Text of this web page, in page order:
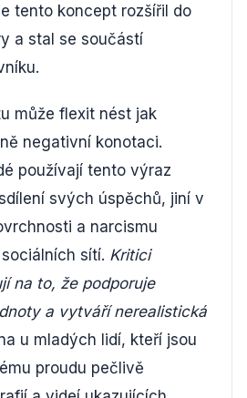
tento koncept rozšířil do
a stal se součástí
může flexit nést jak
negativní konotaci.
používají tento výraz
svých úspěchů, jiní v
a narcismu
sítí. Kritici
na to, že podporuje
a vytváří nerealistická
u mladých lidí, kteří jsou
proudu pečlivě